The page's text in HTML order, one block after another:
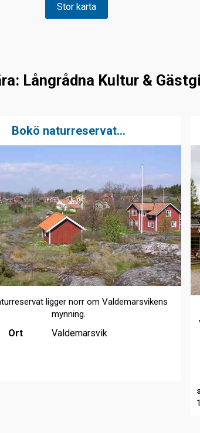
Stor karta
Långrådna Kultur &
Bokö naturreservat...
ligger norr om Valdemarsvikens
mynning.
Ort Valdemarsvik